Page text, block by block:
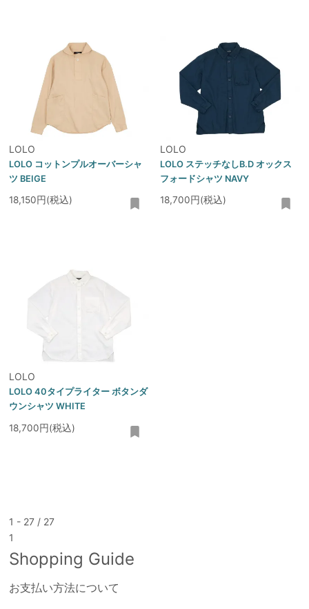
LOLO
LOLO コットンプルオーバーシャ
ツ BEIGE
18,150円(税込)
LOLO
LOLO ステッチなしB.D オックス
フォードシャツ NAVY
18,700円(税込)
LOLO
LOLO 40タイプライター ボタンダ
ウンシャツ WHITE
18,700円(税込)
1 - 27 / 27
1
Shopping Guide
お支払い方法について